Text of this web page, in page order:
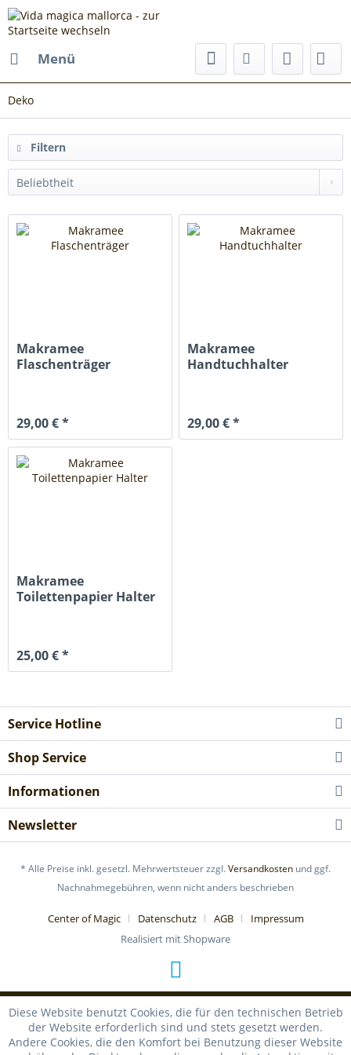
Menü
Deko
Filtern
Makramee
Flaschenträger
29,00 € *
Makramee
Handtuchhalter
29,00 € *
Makramee
Toilettenpapier Halter
25,00 € *
Service Hotline
Shop Service
Informationen
Newsletter
* Alle Preise inkl. gesetzl. Mehrwertsteuer zzgl.Versandkosten und ggf.
Nachnahmegebühren, wenn nicht anders beschrieben
Center of Magic Datenschutz AGB
Impressum
Realisiert mit Shopware
Diese Website benutzt Cookies, die für den technischen Betrieb
der Website erforderlich sind und stets gesetzt werden.
Andere Cookies, die den Komfort bei Benutzung dieser Website